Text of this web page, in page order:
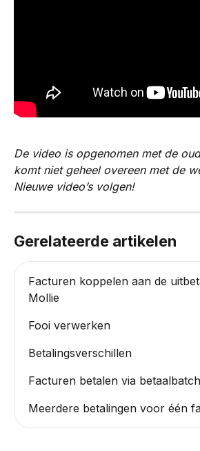
De video is opgenomen met de
komt niet geheel overeen met de
Nieuwe video’s volgen!
Gerelateerde artikelen
Facturen koppelen aan de
Mollie
Fooi verwerken
Betalingsverschillen
Facturen betalen via betaalbatch
Meerdere betalingen voor één